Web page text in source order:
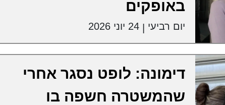
באופקים
יום רביעי 24 יוני 2026
דימונה: לופט נסגר אחרי
שהמשטרה חשפה בו